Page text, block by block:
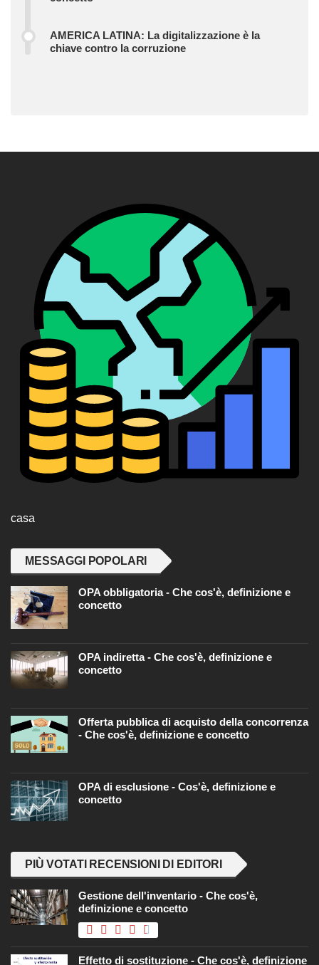
AMERICA LATINA: La digitalizzazione è la
chiave contro la corruzione
casa
MESSAGGI POPOLARI
OPA obbligatoria - Che cos'è, definizione e
concetto
OPA indiretta - Che cos'è, definizione e
concetto
Offerta pubblica di acquisto della concorrenza
- Che cos'è, definizione e concetto
OPA di esclusione - Cos'è, definizione e
concetto
PIÙ VOTATI RECENSIONI DI EDITORI
Gestione dell'inventario - Che cos'è,
definizione e concetto
Effetto di sostituzione - Che cos'è, definizione